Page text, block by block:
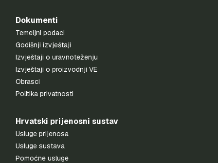
Dokumenti
Temeljni podaci
Godišnji izvještaji
Izvještaji o uravnoteženju
Izvještaji o proizvodnji VE
Obrasci
Politika privatnosti
Hrvatski prijenosni sustav
Usluge prijenosa
Usluge sustava
Pomoćne usluge